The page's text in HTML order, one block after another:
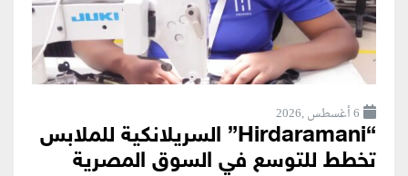
6 أغسطس ,2026
“Hirdaramani” السريلانكية للملابس
تخطط للتوسع في السوق المصرية